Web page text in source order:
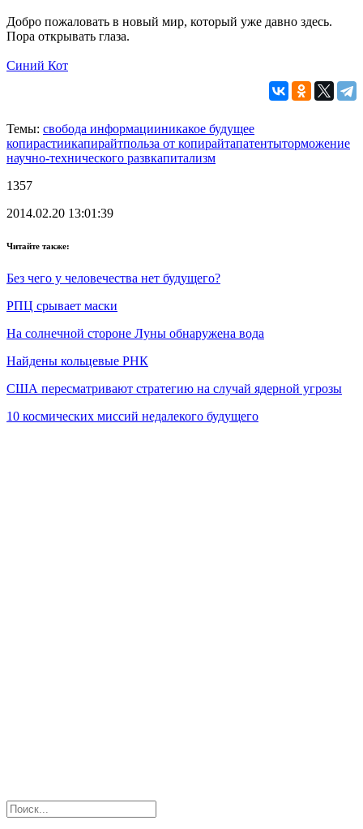
Добро пожаловать в новый мир, который уже давно здесь.
Пора открывать глаза.
Синий Кот
Темы: свобода информацииникакое будущее
копирастиикапирайтпольза от копирайтапатентыторможение
научно-технического развкапитализм
1357
2014.02.20 13:01:39
Читайте также:
Без чего у человечества нет будущего?
РПЦ срывает маски
На солнечной стороне Луны обнаружена вода
Найдены кольцевые РНК
США пересматривают стратегию на случай ядерной угрозы
10 космических миссий недалекого будущего